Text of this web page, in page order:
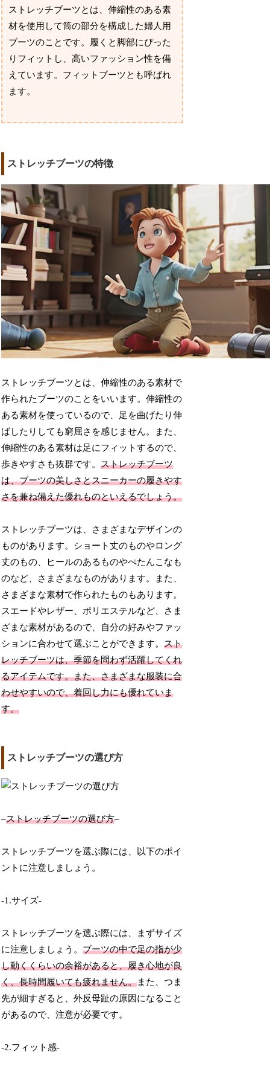
ストレッチブーツとは、伸縮性のある素
材を使用して筒の部分を構成した婦人用
ブーツのことです。履くと脚部にぴった
りフィットし、高いファッション性を備
えています。フィットブーツとも呼ばれ
ます。
ストレッチブーツの特徴
ストレッチブーツとは、伸縮性のある素材で
作られたブーツのことをいいます。伸縮性の
ある素材を使っているので、足を曲げたり伸
ばしたりしても窮屈さを感じません。また、
伸縮性のある素材は足にフィットするので、
歩きやすさも抜群です。ストレッチブーツ
は、ブーツの美しさとスニーカーの履きやす
さを兼ね備えた優れものといえるでしょう。
ストレッチブーツは、さまざまなデザインの
ものがあります。ショート丈のものやロング
丈のもの、ヒールのあるものやぺたんこなも
のなど、さまざまなものがあります。また、
さまざまな素材で作られたものもあります。
スエードやレザー、ポリエステルなど、さま
ざまな素材があるので、自分の好みやファッ
ションに合わせて選ぶことができます。スト
レッチブーツは、季節を問わず活躍してくれ
るアイテムです。また、さまざまな服装に合
わせやすいので、着回し力にも優れていま
す。
ストレッチブーツの選び方
–ストレッチブーツの選び方–
ストレッチブーツを選ぶ際には、以下のポイ
ントに注意しましょう。
-1.サイズ-
ストレッチブーツを選ぶ際には、まずサイズ
に注意しましょう。ブーツの中で足の指が少
し動くくらいの余裕があると、履き心地が良
く、長時間履いても疲れません。また、つま
先が細すぎると、外反母趾の原因になること
があるので、注意が必要です。
-2.フィット感-